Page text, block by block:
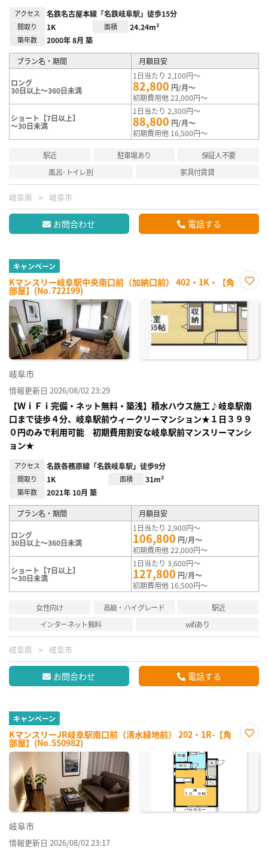
アクセス 名鉄名古屋本線「名鉄岐阜駅」徒歩15分
間取り 1K 面積 24.24m²
築年数 2000年 8月 築
プラン名・期間 月額目安
ロング
30日以上～360日未満
1日当たり 2,100円～
82,800 円/月～
初期費用他 22,000円～
ショート【7日以上】
～30日未満
1日当たり 2,300円～
88,800 円/月～
初期費用他 16,500円～
駅近 駐車場あり
保証人不要
風呂･トイレ別
家具付賃貸
岐阜県 岐阜市
お問合わせ 電話する
キャンペーン
Kマンスリー岐阜駅中央南口前（加納口前） 402・1K・【角
部屋】(No.722199)
に入
り登
録
岐阜市
情報更新日 2026/08/02 23:29
【ＷｉＦｉ完備・ネット無料・築浅】積水ハウス施工♪岐阜駅南
口まで徒歩４分、岐阜駅前ウィークリーマンション★１日３９９
０円のみで利用可能 初期費用割安な岐阜駅前マンスリーマンシ
ョン★
アクセス 名鉄各務原線「名鉄岐阜駅」徒歩9分
間取り 1K 面積 31m²
築年数 2021年 10月 築
プラン名・期間 月額目安
ロング
30日以上～360日未満
1日当たり 2,900円～
106,800 円/月～
初期費用他 22,000円～
ショート【7日以上】
～30日未満
1日当たり 3,600円～
127,800 円/月～
初期費用他 16,500円～
女性向け 高級・ハイグレード
駅近
インターネット無料
wifiあり
岐阜県 岐阜市
お問合わせ 電話する
キャンペーン
KマンスリーJR岐阜駅南口前（清水緑地前） 202・1R-【角
部屋】(No.550982)
に入
岐阜市
情報更新日 2026/08/02 23:17